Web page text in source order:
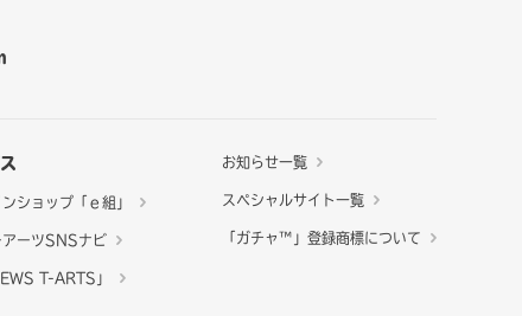
ショップ「ｅ組」
アーツSNSナビ
T-ARTS」
お知らせ一覧
スペシャルサイト一覧
「ガチャ™」登録商標について